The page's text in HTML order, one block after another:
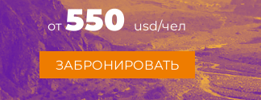
от550usd/чел
ЗАБРОНИРОВАТЬ